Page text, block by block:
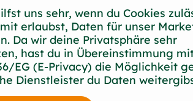
Blätter eng aneinander
bis blauen Bereich, was sich in
Frühjahr ausgesät oder
uns sehr, wenn du Cookies
erlaubst, Daten für unser
Da wir deine Privatsphäre sehr
hast du in Übereinstimmung
EG (E-Privacy) die Möglichkeit
Dienstleister du Daten